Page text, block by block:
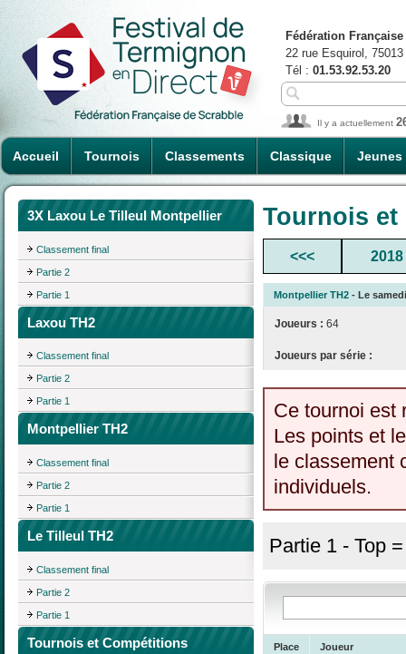
Accueil Tournois Classements Classique Jeunes
Fédération
22 rue Esquirol,
Tél : 01.53.92.53.20
Il y a actuellement
3X Laxou Le Tilleul Montpellier
Classement final
Partie 2
Partie 1
Laxou TH2
Classement final
Partie 2
Partie 1
Montpellier TH2
Classement final
Partie 2
Partie 1
Le Tilleul TH2
Classement final
Partie 2
Partie 1
Tournois et Compétitions
Tournois
<<< 2018
Montpellier TH2 - Le
Joueurs : 64
Joueurs par série :
Ce tournoi est
Les points et
le classement
individuels.
Partie 1 - Top
Place Joueur